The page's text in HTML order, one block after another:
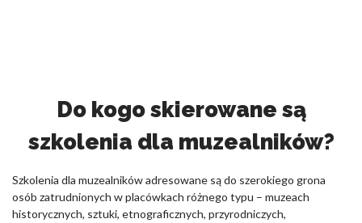
Do kogo skierowane są
szkolenia dla muzealników?
Szkolenia dla muzealników adresowane są do szerokiego grona
osób zatrudnionych w placówkach różnego typu – muzeach
historycznych, sztuki, etnograficznych, przyrodniczych,